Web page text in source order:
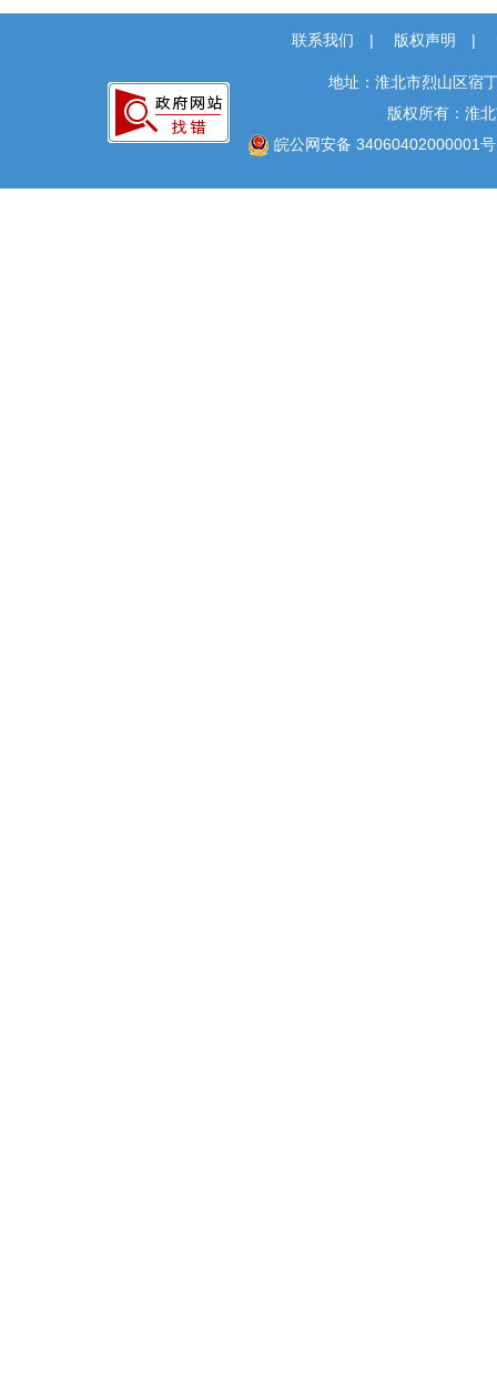
联系我们 | 版权声明 |
地址：淮北市烈山区宿
版权所有：淮
皖公网安备 34060402000001号